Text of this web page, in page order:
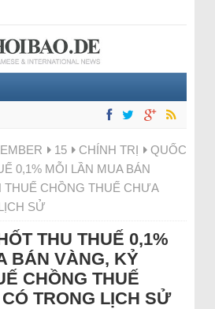
15 CHÍNH TRỊ
QUỐC
0,1% MỖI LẦN MUA BÁN
THUẾ CHỒNG THUẾ CHƯA
SỬ
THU THUẾ 0,1%
BÁN VÀNG, KỶ
CHỒNG THUẾ
TRONG LỊCH SỬ